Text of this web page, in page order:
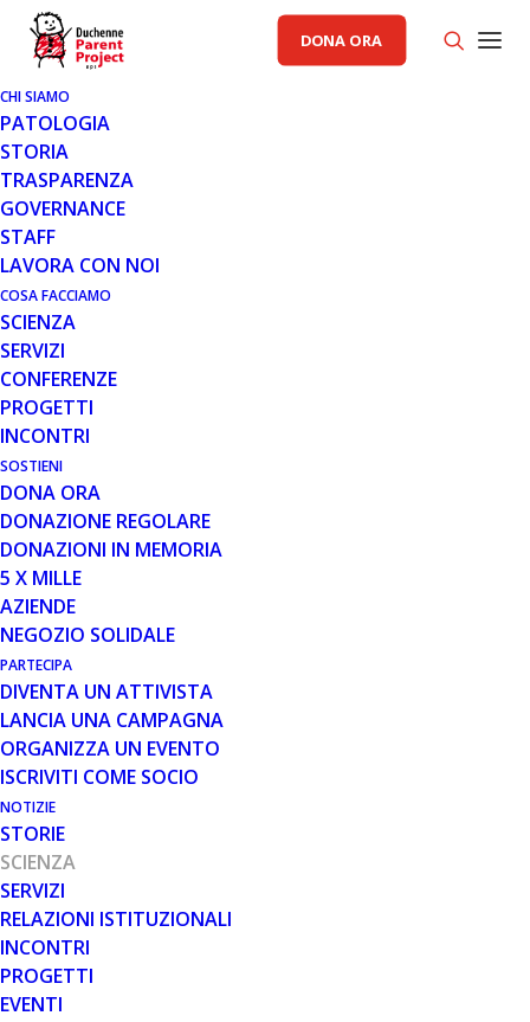
DONA ORA
CHI SIAMO
PATOLOGIA
STORIA
TRASPARENZA
GOVERNANCE
STAFF
LAVORA CON NOI
COSA FACCIAMO
SCIENZA
SERVIZI
CONFERENZE
PROGETTI
INCONTRI
SOSTIENI
DONA ORA
DONAZIONE REGOLARE
DONAZIONI IN MEMORIA
5 X MILLE
AZIENDE
NEGOZIO SOLIDALE
PARTECIPA
DIVENTA UN ATTIVISTA
LANCIA UNA CAMPAGNA
ORGANIZZA UN EVENTO
ISCRIVITI COME SOCIO
NOTIZIE
STORIE
SCIENZA
SERVIZI
RELAZIONI ISTITUZIONALI
INCONTRI
PROGETTI
EVENTI
NOTIZIE, SCIENZA
22 LUG 2025
DERAMIOCEL: UN
AGGIORNAMENTO DA CAPRICOR
Lo scorso 11 luglio l’azienda biotecnologica
Therapeutics
ufficiale dalla FDA, in merito alla sua richiesta di
licenza biologica (BLA, Biologics Licence Application)
per il farmaco
come CAP-1002), una terapia cellulare sperimentale